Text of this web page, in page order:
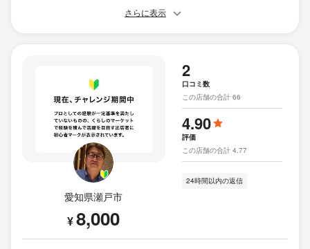
さらに表示
愛知県瀬戸市
¥8,000
2
口コミ数
この店舗の合計 66
4.90
評価
この店舗の合計 4.77
24時間以内の返信